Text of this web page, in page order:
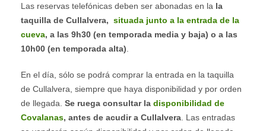
Las reservas telefónicas deben ser abonadas en la la
taquilla de Cullalvera, situada junto a la entrada de la
cueva, a las 9h30 (en temporada media y baja) o a las
10h00 (en temporada alta)
En el día, sólo se podrá comprar la entrada en la taquilla
de Cullalvera, siempre que haya disponibilidad y por orden
de llegada. Se ruega consultar la disponibilidad de
Covalanas, antes de acudir a Cullalvera . Las entradas